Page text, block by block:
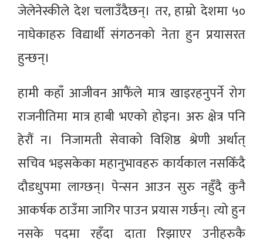
जेलेनेस्कीले देश चलाउँदैछन्। तर, हाम्रो देशमा ५०
नाघेकाहरु विद्यार्थी संगठनको नेता हुन प्रयासरत
हुन्छन्।
हामी कहाँ आजीवन आफैंले मात्र खाइरहनुपर्ने रोग
राजनीतिमा मात्र हाबी भएको होइन। अरु क्षेत्र पनि
हेरौं न। निजामती सेवाको विशिष्ठ श्रेणी अर्थात्
सचिव भइसकेका महानुभावहरु कार्यकाल नसकिँदै
दौडधुपमा लाग्छन्। पेन्सन आउन सुरु नहुँदै कुनै
आकर्षक ठाउँमा जागिर पाउन प्रयास गर्छन्। त्यो हुन
नसके पदमा रहँदा दाता रिझाएर उनीहरुकै